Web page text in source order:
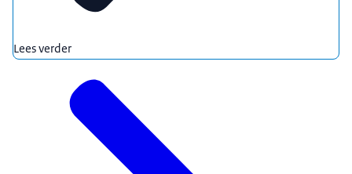
Lees verder